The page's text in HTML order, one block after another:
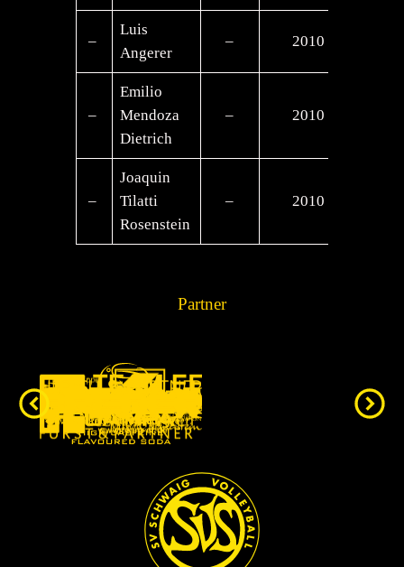
–
Luis
Angerer
– 2010
–
Emilio
Mendoza
Dietrich
– 2010
–
Joaquin
Tilatti
Rosenstein
– 2010
Partner